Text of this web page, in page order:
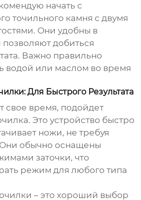
начать с
точильного камня с двумя
Они удобны в
добиться
Важно правильно
водой или маслом во время
Для Быстрого Результата
свое время, подойдет
Это устройство быстро
ножи, не требуя
обычно оснащены
заточки, что
режим для любого типа
– это хороший выбор